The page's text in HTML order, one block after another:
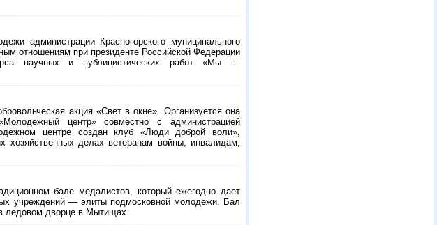
администрации Красногорского муниципального
отношениям при президенте Российской Федерации
научных и публицистических работ «Мы —
акция «Свет в окне». Организуется она
центр» совместно с администрацией
центре создан клуб «Люди доброй воли»,
делах ветеранам войны, инвалидам,
бале медалистов, который ежегодно дает
учреждений — элиты подмосковной молодежи. Бал
ледовом дворце в Мытищах.